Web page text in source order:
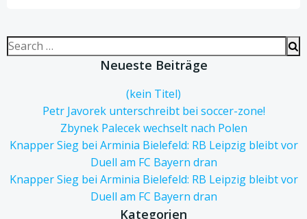
Search
for:
Neueste Beiträge
(kein Titel)
Petr Javorek unterschreibt bei soccer-zone!
Zbynek Palecek wechselt nach Polen
Knapper Sieg bei Arminia Bielefeld: RB Leipzig bleibt vor
Duell am FC Bayern dran
Knapper Sieg bei Arminia Bielefeld: RB Leipzig bleibt vor
Duell am FC Bayern dran
Kategorien